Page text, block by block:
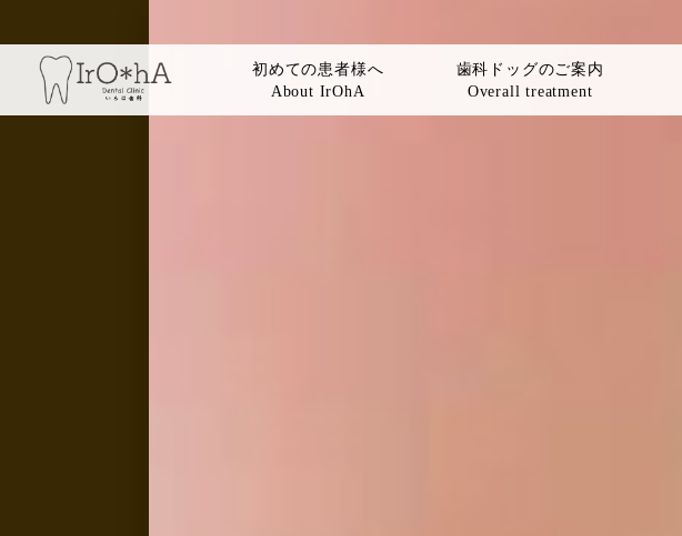
初めての患者様へ
About IrOhA
歯科ドッグのご案内
Overall treatment